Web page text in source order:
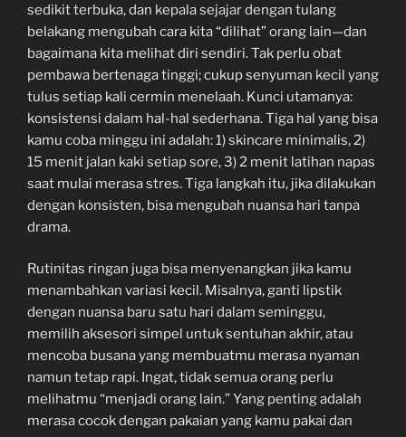
sedikit terbuka, dan kepala sejajar dengan tulang
belakang mengubah cara kita “dilihat” orang lain—dan
bagaimana kita melihat diri sendiri. Tak perlu obat
pembawa bertenaga tinggi; cukup senyuman kecil yang
tulus setiap kali cermin menelaah. Kunci utamanya:
konsistensi dalam hal-hal sederhana. Tiga hal yang bisa
kamu coba minggu ini adalah: 1) skincare minimalis, 2)
15 menit jalan kaki setiap sore, 3) 2 menit latihan napas
saat mulai merasa stres. Tiga langkah itu, jika dilakukan
dengan konsisten, bisa mengubah nuansa hari tanpa
drama.
Rutinitas ringan juga bisa menyenangkan jika kamu
menambahkan variasi kecil. Misalnya, ganti lipstik
dengan nuansa baru satu hari dalam seminggu,
memilih aksesori simpel untuk sentuhan akhir, atau
mencoba busana yang membuatmu merasa nyaman
namun tetap rapi. Ingat, tidak semua orang perlu
melihatmu “menjadi orang lain.” Yang penting adalah
merasa cocok dengan pakaian yang kamu pakai dan